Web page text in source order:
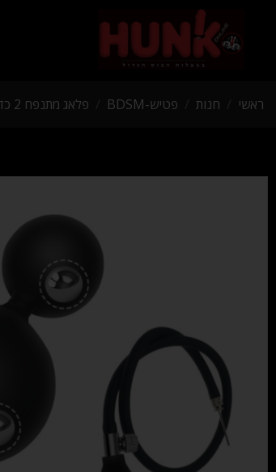
ראשי חנות פטיש-BDSM פלאג מתנפח 2 כדורים להרחבה פלאג איכותי מאוד